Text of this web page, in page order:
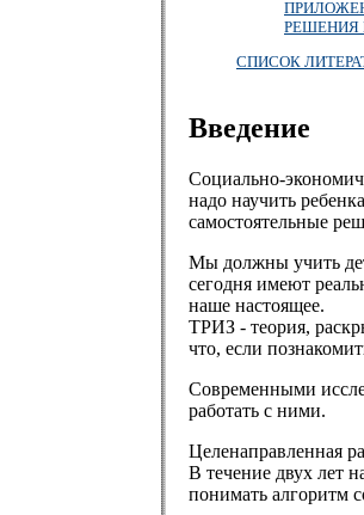
РЕШЕНИЯ
СПИСОК
Введение
Социально-
надо научить
самостоятельные
Мы должны учить
сегодня имеют
наше настоящее.
ТРИЗ - теория,
что, если
Современными
работать с ними.
Целенаправленная
В течение двух лет
понимать алгоритм